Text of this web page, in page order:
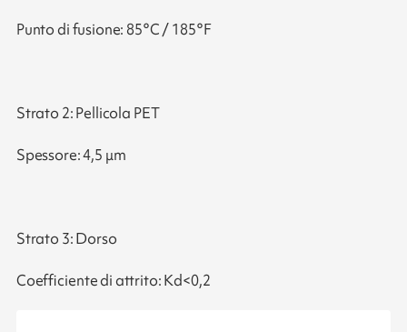
Punto di fusione: 85°C / 185°F
Strato 2: Pellicola PET
Spessore: 4,5 μm
Strato 3: Dorso
Coefficiente di attrito: Kd<0,2